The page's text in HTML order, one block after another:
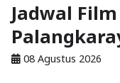
Jadwal
08 Agustus 2026